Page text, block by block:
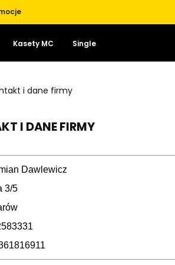
Kasety MC Single
i dane firmy
I DANE FIRMY
Dawlewicz
3/5